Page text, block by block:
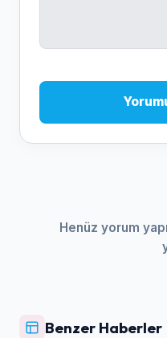
Henüz yorum
Benzer Haberler